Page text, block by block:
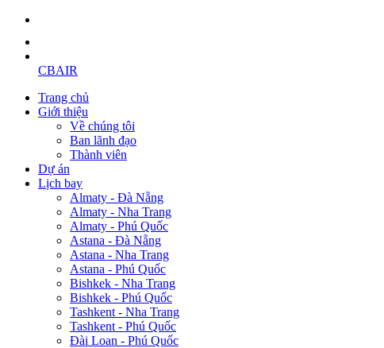
CBAIR
Trang chủ
Giới thiệu
Về chúng tôi
Ban lãnh đạo
Thành viên
Dự án
Lịch bay
Almaty - Đà Nẵng
Almaty - Nha Trang
Almaty - Phú Quốc
Astana - Đà Nẵng
Astana - Nha Trang
Astana - Phú Quốc
Bishkek - Nha Trang
Bishkek - Phú Quốc
Tashkent - Nha Trang
Tashkent - Phú Quốc
Đài Loan - Phú Quốc